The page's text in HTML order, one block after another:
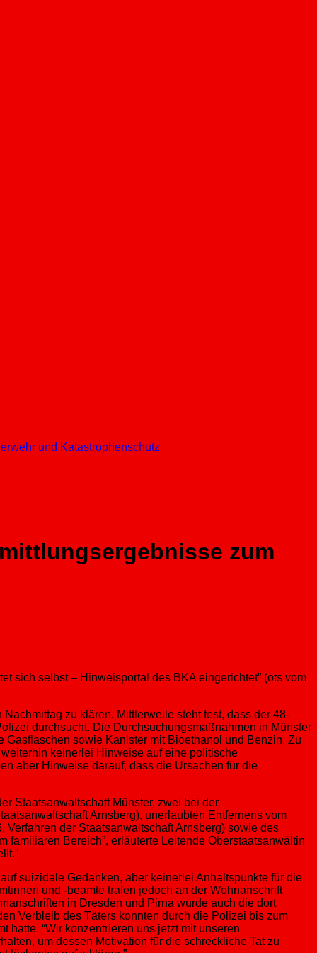
und Katastrophenschutz
zum
sich selbst – Hinweisportal des BKA eingerichtet” (ots vom
zu klären. Mittlerweile steht fest, dass der 48-
durchsucht. Die Durchsuchungsmaßnahmen in Münster
Gasflaschen sowie Kanister mit Bioethanol und Benzin. Zu
keinerlei Hinweise auf eine politische
aber Hinweise darauf, dass die Ursachen für die
Staatsanwaltschaft Münster, zwei bei der
Arnsberg), unerlaubten Entfernens vom
Verfahren der Staatsanwaltschaft Arnsberg) sowie des
familiären Bereich”, erläuterte Leitende Oberstaatsanwältin
suizidale Gedanken, aber keinerlei Anhaltspunkte für die
und -beamte trafen jedoch an der Wohnanschrift
in Dresden und Pirna wurde auch die dort
Verbleib des Täters konnten durch die Polizei bis zum
hatte. “Wir konzentrieren uns jetzt mit unseren
um dessen Motivation für die schreckliche Tat zu